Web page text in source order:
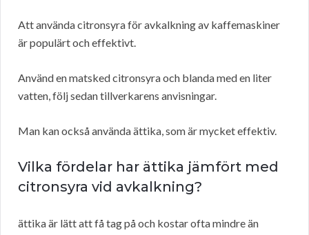
Att använda citronsyra för avkalkning av kaffemaskiner
är populärt och effektivt.
Använd en matsked citronsyra och blanda med en liter
vatten, följ sedan tillverkarens anvisningar.
Man kan också använda ättika, som är mycket effektiv.
Vilka fördelar har ättika jämfört med
citronsyra vid avkalkning?
ättika är lätt att få tag på och kostar ofta mindre än